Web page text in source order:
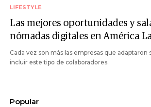
LIFESTYLE
Las mejores oportunidades y
nómadas digitales en América
Cada vez son más las empresas que adaptaron
incluir este tipo de colaboradores.
Popular